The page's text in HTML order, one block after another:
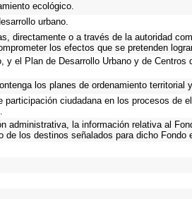
ecológico.
urbano.
directamente o a través de la autoridad
los efectos que se pretenden
y el Plan de Desarrollo Urbano y de
los planes de ordenamiento territorial
ciudadana en los procesos de
administrativa, la información relativa al
de los destinos señalados para dicho Fondo